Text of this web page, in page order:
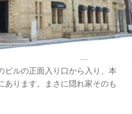
ビルの正面入り口から入り、本
あります。まさに隠れ家そのも